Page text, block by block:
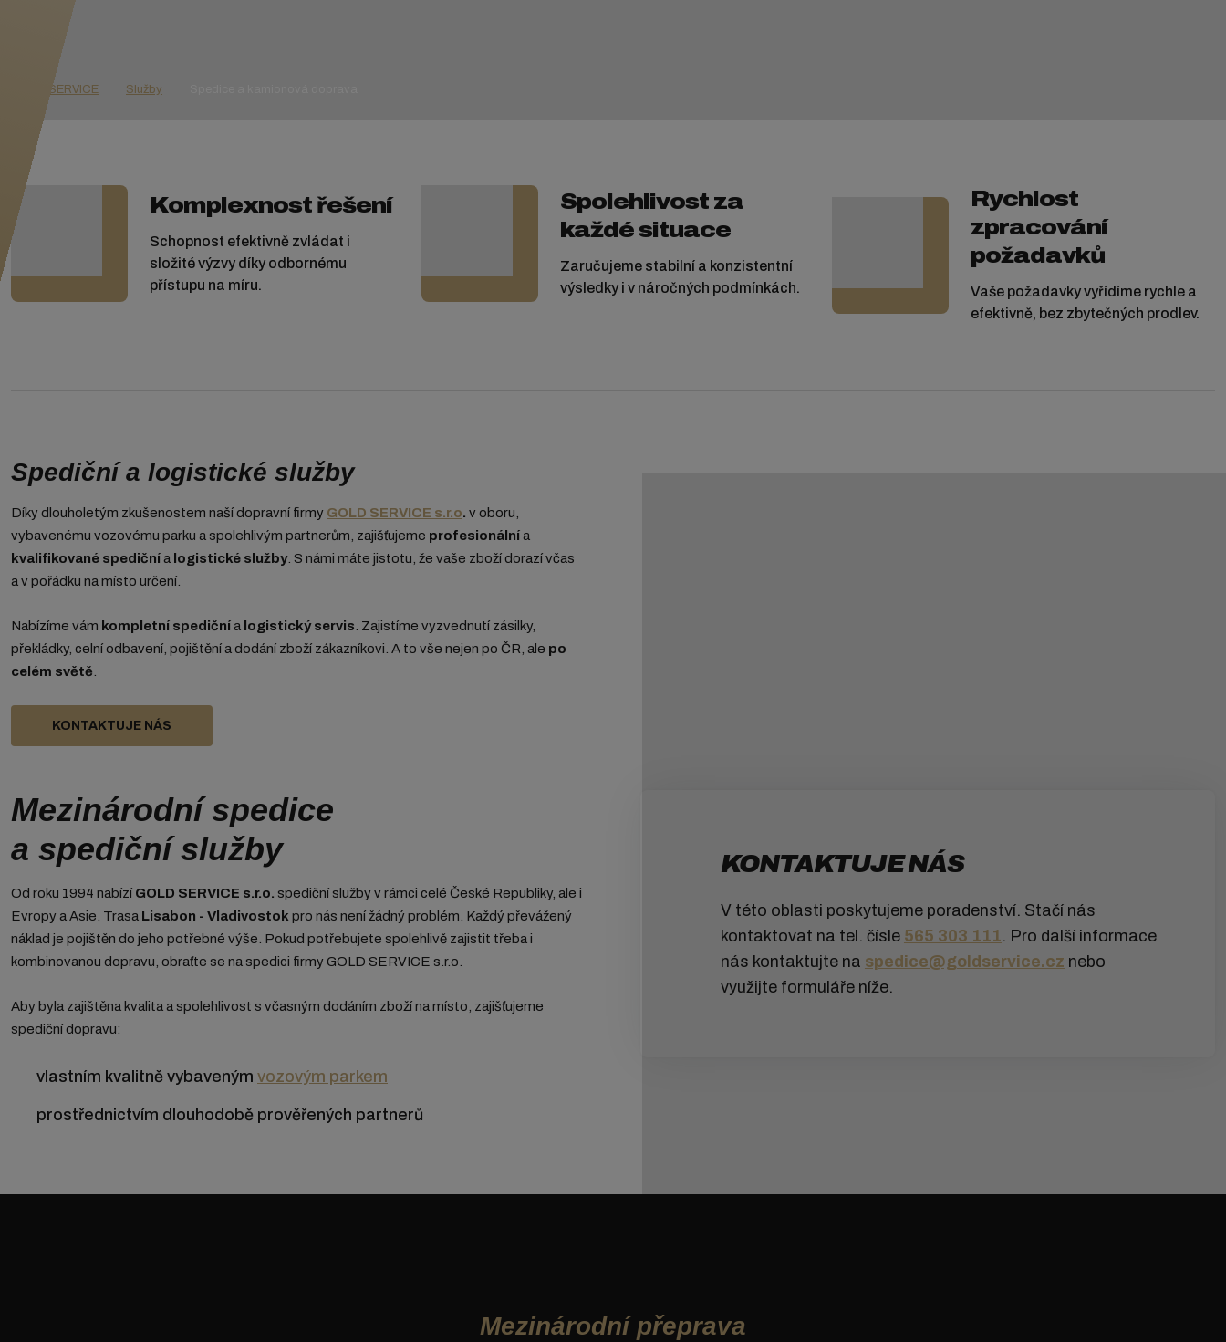
GOLD SERVICE Služby
Komplexnost řešení
Schopnost efektivně zvládat i
složité výzvy díky odbornému
přístupu na míru.
Spolehlivost za
každé situace
Zaručujeme stabilní a konzistentní
výsledky i v náročných podmínkách.
Rychlost
zpracování
požadavků
Vaše požadavky vyřídíme rychle a
efektivně, bez zbytečných prodlev.
Spediční a logistické služby
Díky dlouholetým zkušenostem naší dopravní firmy GOLD SERVICE s.r.o. v oboru,
vybavenému vozovému parku a spolehlivým partnerům, zajišťujeme profesionálnía
kvalifikované spedičnía logistické služby. S námi máte jistotu, že vaše zboží dorazí včas
a v pořádku na místo určení.
Nabízíme vám kompletní spedičnía logistický servis. Zajistíme vyzvednutí zásilky,
překládky, celní odbavení, pojištění a dodání zboží zákazníkovi. A to vše nejen po ČR, ale po
celém světě.
KONTAKTUJE NÁS
Mezinárodní spedice
a spediční služby
Od roku 1994 nabízí GOLD SERVICE s.r.o. spediční služby v rámci celé České Republiky, ale i
Evropy a Asie. Trasa Lisabon - Vladivostok pro nás není žádný problém. Každý převážený
náklad je pojištěn do jeho potřebné výše. Pokud potřebujete spolehlivě zajistit třeba i
kombinovanou dopravu, obraťte se na spedici firmy GOLD SERVICE s.r.o.
Aby byla zajištěna kvalita a spolehlivost s včasným dodáním zboží na místo, zajišťujeme
spediční dopravu:
vlastním kvalitně vybaveným vozovým parkem
prostřednictvím dlouhodobě prověřených partnerů
KONTAKTUJE NÁS
V této oblasti poskytujeme poradenství. Stačí nás
kontaktovat na tel. čísle 565 303 111. Pro další informace
nás kontaktujte na spedice@goldservice.cz nebo
využijte formuláře níže.
Mezinárodní přeprava